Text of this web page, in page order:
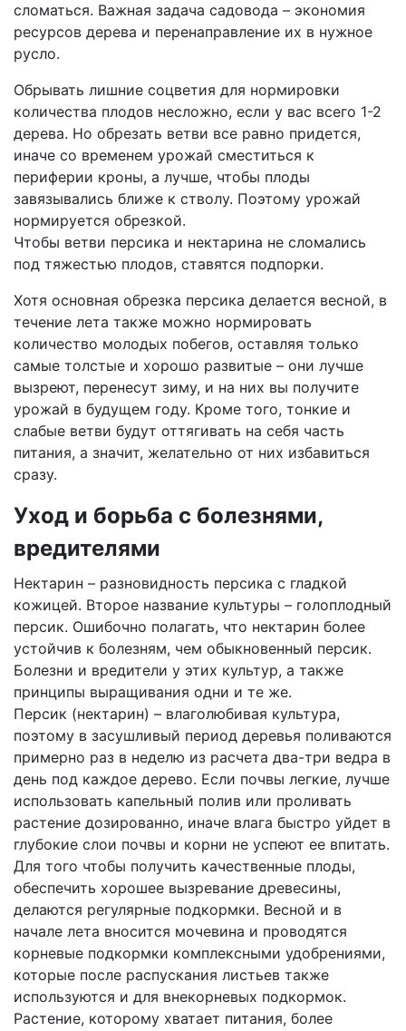
сломаться. Важная задача садовода – экономия
ресурсов дерева и перенаправление их в нужное
русло.
Обрывать лишние соцветия для нормировки
количества плодов несложно, если у вас всего 1-2
дерева. Но обрезать ветви все равно придется,
иначе со временем урожай сместиться к
периферии кроны, а лучше, чтобы плоды
завязывались ближе к стволу. Поэтому урожай
нормируется обрезкой.
Чтобы ветви персика и нектарина не сломались
под тяжестью плодов, ставятся подпорки.
Хотя основная обрезка персика делается весной, в
течение лета также можно нормировать
количество молодых побегов, оставляя только
самые толстые и хорошо развитые – они лучше
вызреют, перенесут зиму, и на них вы получите
урожай в будущем году. Кроме того, тонкие и
слабые ветви будут оттягивать на себя часть
питания, а значит, желательно от них избавиться
сразу.
Уход и борьба с болезнями,
вредителями
Нектарин – разновидность персика с гладкой
кожицей. Второе название культуры – голоплодный
персик. Ошибочно полагать, что нектарин более
устойчив к болезням, чем обыкновенный персик.
Болезни и вредители у этих культур, а также
принципы выращивания одни и те же.
Персик (нектарин) – влаголюбивая культура,
поэтому в засушливый период деревья поливаются
примерно раз в неделю из расчета два-три ведра в
день под каждое дерево. Если почвы легкие, лучше
использовать капельный полив или проливать
растение дозированно, иначе влага быстро уйдет в
глубокие слои почвы и корни не успеют ее впитать.
Для того чтобы получить качественные плоды,
обеспечить хорошее вызревание древесины,
делаются регулярные подкормки. Весной и в
начале лета вносится мочевина и проводятся
корневые подкормки комплексными удобрениями,
которые после распускания листьев также
используются и для внекорневых подкормок.
Растение, которому хватает питания, более